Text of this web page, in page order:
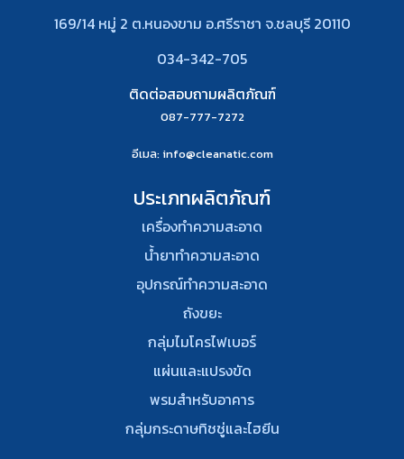
169/14 หมู่ 2 ต.หนองขาม อ.ศรีราชา จ.ชลบุรี 20110
034-342-705
ติดต่อสอบถามผลิตภัณฑ์
087-777-7272
อีเมล: info@cleanatic.com
ประเภทผลิตภัณฑ์
เครื่องทำความสะอาด
น้ำยาทำความสะอาด
อุปกรณ์ทําความสะอาด
ถังขยะ
กลุ่มไมโครไฟเบอร์
แผ่นและแปรงขัด
พรมสําหรับอาคาร
กลุ่มกระดาษทิชชู่และไฮยีน